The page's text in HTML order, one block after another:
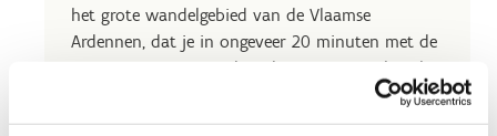
het grote wandelgebied van de Vlaamse
Ardennen, dat je in ongeveer 20 minuten met de
wagen vanuit Sport Vlaanderen Waregem bereikt.